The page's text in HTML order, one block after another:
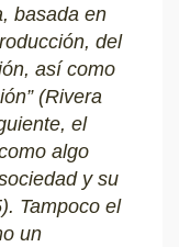
basada en
del
así como
(Rivera
el
algo
y su
Tampoco el
un